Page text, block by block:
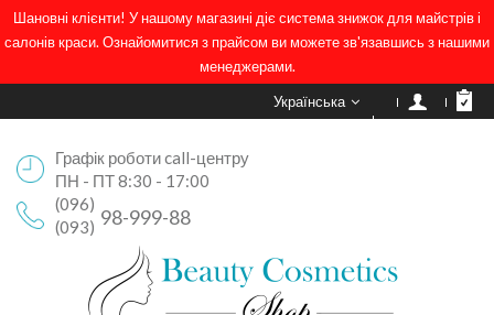
Шановні клієнти! У нашому магазині діє система знижок для майстрів і
салонів краси. Ознайомитися з прайсом ви можете зв'язавшись з нашими
менеджерами.
Українська
Графік роботи call-центру
ПН - ПТ 8:30 - 17:00
(096)
98-999-88
(093)